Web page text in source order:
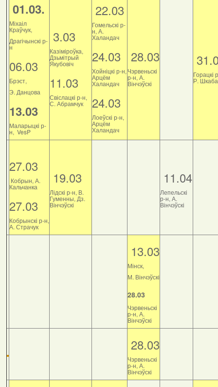
01.03.
Міхаіл
Краўчук,
Драгічынскі р-
н
06.03
Брэст,
Э. Данцова
13.03
Маларыцкі р-
н, VesP
3.03
Казіміроўка,
Дзьмітрый
Якубовіч
11.03
Свіслацкі р-н,
С. Абрамчук
22.03
Гомельскі р-
н, А.
Халандач
24.03
Хойніцкі р-н,
Арцём
Халандач
24.03
Лоеўскі р-н,
Арцём
Халандач
28.03
Чэрвеньскі
р-н, А.
Вінчэўскі
Горацкі
Р.
27.03
Кобрын, А.
Кальчанка
27.03
Кобрынскі р-н,
А. Страчук
19.03
Лідскі р-н, В.
Гуменны, Дз.
Вінчэўскі
11.04
Лепельскі
р-н, А.
Вінчэўскі
13.03
Мінск,
М. Вінчэўскі
28.03
Чэрвеньскі
р-н, А.
Вінчэўскі
28.03
Чэрвеньскі
р-н, А.
Вінчэўскі